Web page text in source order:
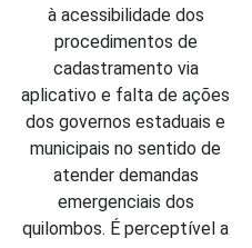
à acessibilidade dos
procedimentos de
cadastramento via
aplicativo e falta de ações
dos governos estaduais e
municipais no sentido de
atender demandas
emergenciais dos
quilombos. É perceptível a